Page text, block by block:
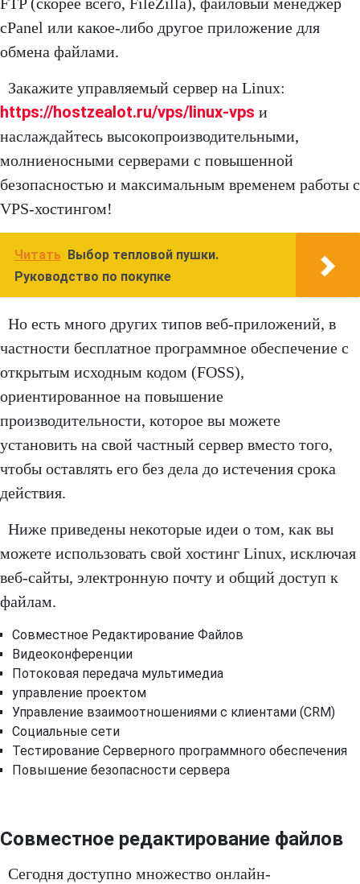
cPanel или какое-либо другое приложение для
обмена файлами.
Закажите управляемый сервер на Linux:
https://hostzealot.ru/vps/linux-vps и
наслаждайтесь высокопроизводительными,
молниеносными серверами с повышенной
безопасностью и максимальным временем работы с
VPS-хостингом!
Читать
Выбор тепловой пушки.
Руководство по покупке
Но есть много других типов веб-приложений, в
частности бесплатное программное обеспечение с
открытым исходным кодом (FOSS),
ориентированное на повышение
производительности, которое вы можете
установить на свой частный сервер вместо того,
чтобы оставлять его без дела до истечения срока
действия.
Ниже приведены некоторые идеи о том, как вы
можете использовать свой хостинг Linux, исключая
веб-сайты, электронную почту и общий доступ к
файлам.
Совместное Редактирование Файлов
Видеоконференции
Потоковая передача мультимедиа
управление проектом
Управление взаимоотношениями с клиентами (CRM)
Социальные сети
Тестирование Серверного программного обеспечения
Повышение безопасности сервера
Совместное редактирование файлов
Сегодня доступно множество онлайн-